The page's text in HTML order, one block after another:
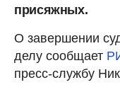
присяжных.
О завершении
делу сообщает
пресс-службу